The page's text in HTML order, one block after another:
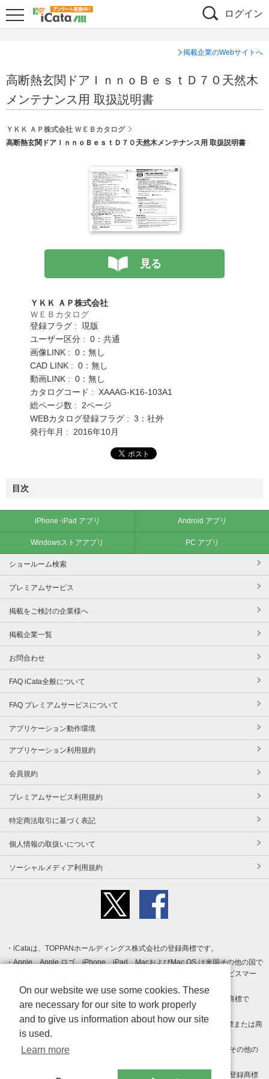
ログイン
掲載企業のWebサイトへ
高断熱玄関ドアＩｎｎｏＢｅｓｔＤ７０天然木
メンテナンス用 取扱説明書
ＹＫＫ ＡＰ株式会社 ＷＥＢカタログ
高断熱玄関ドアＩｎｎｏＢｅｓｔＤ７０天然木メンテナンス用 取扱説明書
見る
ＹＫＫ ＡＰ株式会社
ＷＥＢカタログ
登録フラグ : 現版
ユーザー区分 : 0：共通
画像LINK : 0：無し
CAD LINK : 0：無し
動画LINK : 0：無し
カタログコード : XAAAG-K16-103A1
総ページ数 : 2ページ
WEBカタログ登録フラグ : 3：社外
発行年月 : 2016年10月
目次
iPhone･iPad アプリ Android アプリ
Windowsストアアプリ PC アプリ
ショールーム検索
プレミアムサービス
掲載をご検討の企業様へ
掲載企業一覧
お問合わせ
FAQ iCata全般について
FAQ プレミアムサービスについて
アプリケーション動作環境
アプリケーション利用規約
会員規約
プレミアムサービス利用規約
特定商法取引に基づく表記
個人情報の取扱いについて
ソーシャルメディア利用規約
iCataは、TOPPANホールディングス株式会社の登録商標です。
Apple、Apple ロゴ、iPhone、iPad、MacおよびMac OS は米国その他の国で
登録された Apple Inc. の商標です。App Store は Apple Inc. のサービスマー
クです。
Android、Google Play および Google Play ロゴ は Google LLC の商標で
す。
Windows は Microsoft Inc.の米国およびその他の国における登録商標または商
標です。
Adobe、Adobe Reader、Adobe PDF は、Adobe Inc.の米国およびその他の
その他、記載されている会社名、商品名、ロゴは各社の商標または登録商標
On our website we use some cookies. These
are necessary for our site to work properly
and to give us information about how our site
is used.
Learn more